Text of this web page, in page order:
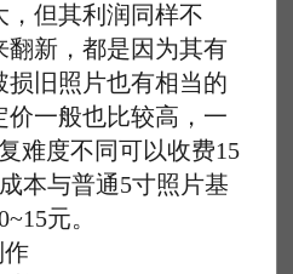
但其利润同样不
翻新，都是因为其有
损旧照片也有相当的
一般也比较高，一
难度不同可以收费15
本与普通5寸照片基
元。